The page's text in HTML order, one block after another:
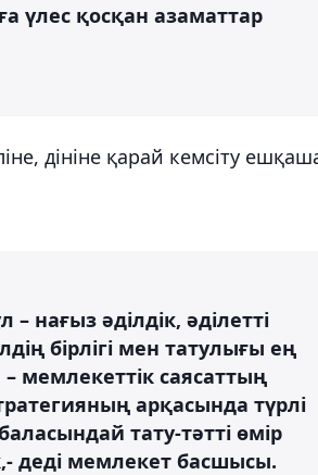
үлес қосқан азаматтар
дініне қарай кемсіту
нағыз әділдік, әділетті
бірлігі мен татулығы ең
мемлекеттік саясаттың
арқасында түрлі
тату-тәтті өмір
деді мемлекет басшысы.